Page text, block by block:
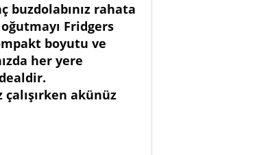
buzdolabınız rahata
Fridgers
boyutu ve
her yere
akünüz